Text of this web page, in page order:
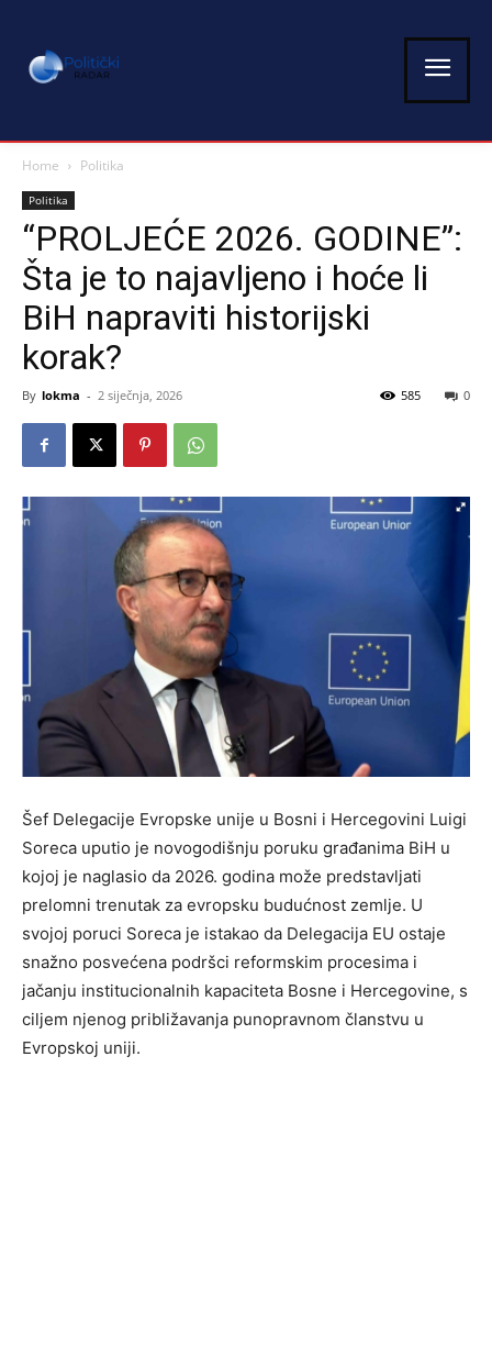
Home Politika
Politika
“PROLJEĆE 2026. GODINE”:
Šta je to najavljeno i hoće li
BiH napraviti historijski
korak?
By lokma - 2 siječnja, 2026 0
585
Šef Delegacije Evropske unije u Bosni i Hercegovini Luigi
Soreca uputio je novogodišnju poruku građanima BiH u
kojoj je naglasio da 2026. godina može predstavljati
prelomni trenutak za evropsku budućnost zemlje. U
svojoj poruci Soreca je istakao da Delegacija EU ostaje
snažno posvećena podršci reformskim procesima i
jačanju institucionalnih kapaciteta Bosne i Hercegovine, s
ciljem njenog približavanja punopravnom članstvu u
Evropskoj uniji.